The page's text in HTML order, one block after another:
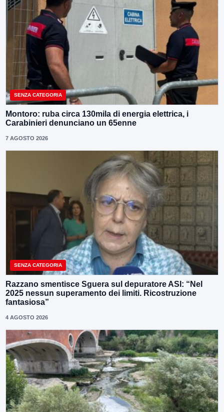
SENZA CATEGORIA
Montoro: ruba circa 130mila di energia elettrica, i
Carabinieri denunciano un 65enne
7 AGOSTO 2026
SENZA CATEGORIA
Razzano smentisce Sguera sul depuratore ASI: “Nel
2025 nessun superamento dei limiti. Ricostruzione
fantasiosa”
4 AGOSTO 2026